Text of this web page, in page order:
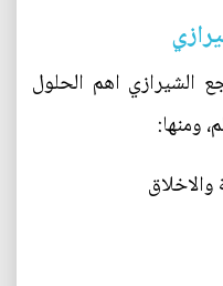
الشيرازي اهم الحلول
ومنها:
والاخلاق